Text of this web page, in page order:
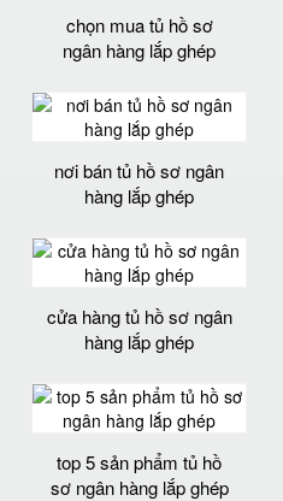
chọn mua tủ hồ sơ
ngân hàng lắp ghép
nơi bán tủ hồ sơ ngân
hàng lắp ghép
cửa hàng tủ hồ sơ ngân
hàng lắp ghép
top 5 sản phẩm tủ hồ
sơ ngân hàng lắp ghép